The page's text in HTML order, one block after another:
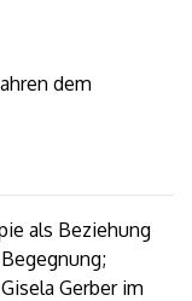
dem
als Beziehung
Gerber im